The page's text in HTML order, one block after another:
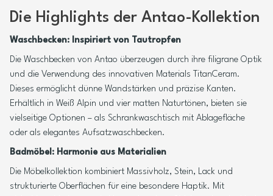
Die Highlights der Antao-Kollektion
Waschbecken: Inspiriert von Tautropfen
Die Waschbecken von Antao überzeugen durch ihre filigrane Optik
und die Verwendung des innovativen Materials TitanCeram.
Dieses ermöglicht dünne Wandstärken und präzise Kanten.
Erhältlich in Weiß Alpin und vier matten Naturtönen, bieten sie
vielseitige Optionen – als Schrankwaschtisch mit Ablagefläche
oder als elegantes Aufsatzwaschbecken.
Badmöbel: Harmonie aus Materialien
Die Möbelkollektion kombiniert Massivholz, Stein, Lack und
strukturierte Oberflächen für eine besondere Haptik. Mit